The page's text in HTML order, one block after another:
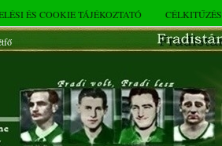
ÉS COOKIE TÁJÉKOZTATÓ